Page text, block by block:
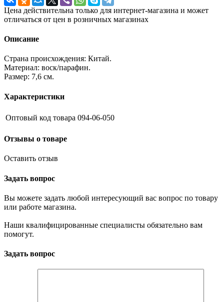
Цена действительна только для интернет-магазина и может
отличаться от цен в розничных магазинах
Описание
Страна происхождения: Китай.
Материал: воск/парафин.
Размер: 7,6 см.
Характеристики
Оптовый код товара 094-06-050
Отзывы о товаре
Оставить отзыв
Задать вопрос
Вы можете задать любой интересующий вас вопрос по товару
или работе магазина.
Наши квалифицированные специалисты обязательно вам
помогут.
Задать вопрос